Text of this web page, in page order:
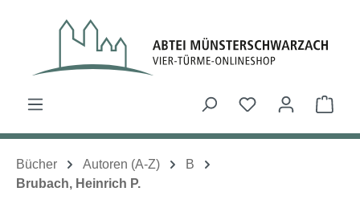
Zum Hauptinhalt springen
Du hast 0
Bücher Autoren (A-Z)
B
Brubach, Heinrich P.